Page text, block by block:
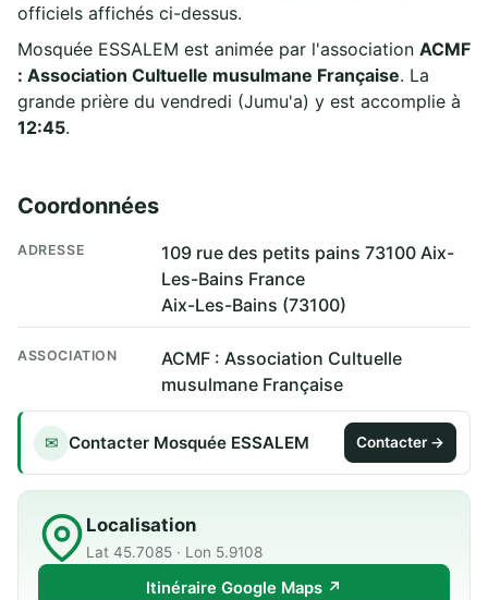
officiels affichés ci-dessus.
Mosquée ESSALEM est animée par l'association ACMF
: Association Cultuelle musulmane Française. La
grande prière du vendredi (Jumu'a) y est accomplie à
12:45.
Coordonnées
ADRESSE
109 rue des petits pains 73100 Aix-
Les-Bains France
Aix-Les-Bains (73100)
ASSOCIATION
ACMF : Association Cultuelle
musulmane Française
✉ Contacter Mosquée ESSALEM Contacter →
Localisation
Lat 45.7085 · Lon 5.9108
Itinéraire Google Maps ↗